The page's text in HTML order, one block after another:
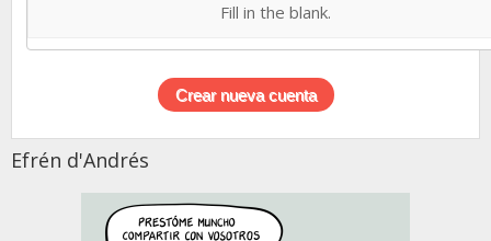
Fill in the blank.
Efrén d'Andrés